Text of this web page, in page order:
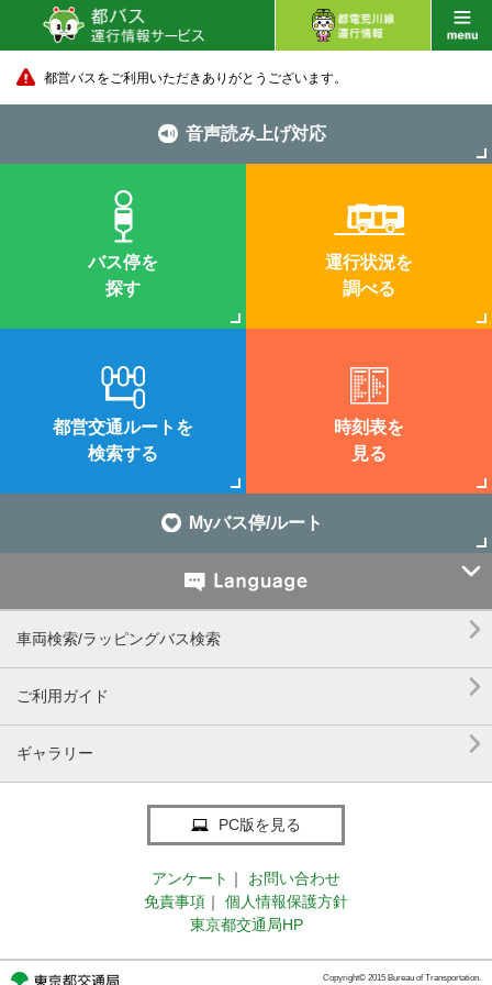
都営バスをご利用いただきありがとうございます。
音声読み上げ対応
バス停を
探す
運行状況を
調べる
都営交通ルートを
検索する
時刻表を
見る
Myバス停/ルート

車両検索/ラッピングバス検索 
ご利用ガイド 
ギャラリー 
PC版を見る
アンケート ｜
お問い合わせ
免責事項 ｜
個人情報保護方針
東京都交通局HP
Copyright© 2015 Bureau of Transportation.